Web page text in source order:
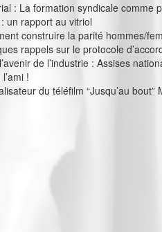
: La formation syndicale comme
: un rapport au vitriol
construire la parité hommes/
rappels sur le protocole
de l’industrie : Assises
!
du téléfilm “Jusqu’au